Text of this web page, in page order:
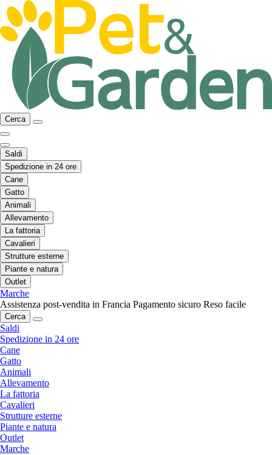
Cerca
Saldi
Spedizione in 24 ore
Cane
Gatto
Animali
Allevamento
La fattoria
Cavalieri
Strutture esterne
Piante e natura
Outlet
Marche
Assistenza post-vendita in Francia Pagamento sicuro Reso facile
Cerca
Saldi
Spedizione in 24 ore
Cane
Gatto
Animali
Allevamento
La fattoria
Cavalieri
Strutture esterne
Piante e natura
Outlet
Marche